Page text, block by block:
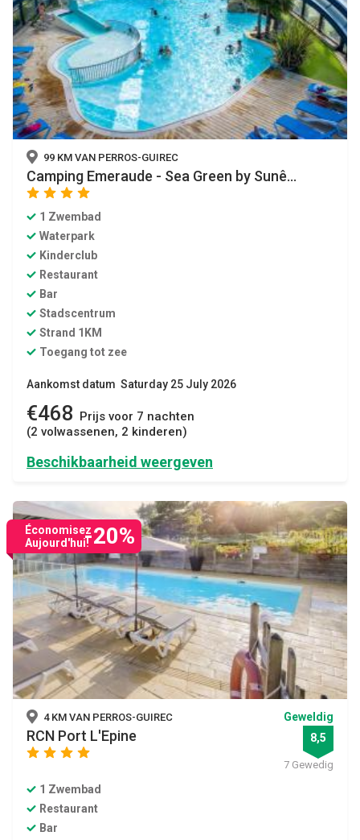
99 KM VAN PERROS-GUIREC
Camping Emeraude - Sea Green by Sunê...
star star star
1 Zwembad
Waterpark
Kinderclub
Restaurant
Bar
Stadscentrum
Strand 1KM
Toegang tot zee
Aankomst datum Saturday 25 July 2026
€468
Prijs voor 7 nachten
(2 volwassenen, 2 kinderen)
Beschikbaarheid weergeven
Économisez
Aujourd'hui!-20%
4 KM VAN PERROS-GUIREC
RCN Port L'Epine
star star star
Geweldig
8,5
7 Gewedig
1 Zwembad
Restaurant
Bar